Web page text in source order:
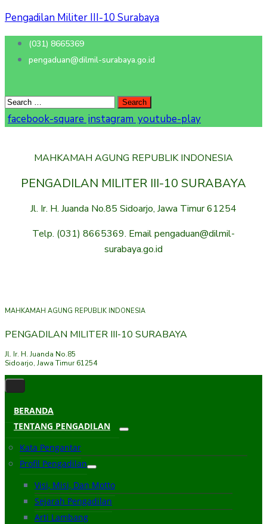
Pengadilan Militer III-10 Surabaya
(031) 8665369
pengaduan@dilmil-surabaya.go.id
facebook-square instagram youtube-play
MAHKAMAH AGUNG REPUBLIK INDONESIA
PENGADILAN MILITER III-10 SURABAYA
Jl. Ir. H. Juanda No.85 Sidoarjo, Jawa Timur 61254
Telp. (031) 8665369. Email pengaduan@dilmil-
surabaya.go.id
MAHKAMAH AGUNG REPUBLIK INDONESIA
PENGADILAN MILITER III-10 SURABAYA
Jl. Ir. H. Juanda No.85
Sidoarjo, Jawa Timur 61254
BERANDA
TENTANG PENGADILAN
Kata Pengantar
Profil Pengadilan
Visi, Misi, Dan Motto
Sejarah Pengadilan
Arti Lambang